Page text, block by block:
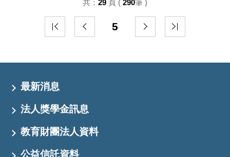
5
共： 29 頁 ( 290筆 )
最新消息
法人獎學金訊息
教育財團法人資料
公益信託資料